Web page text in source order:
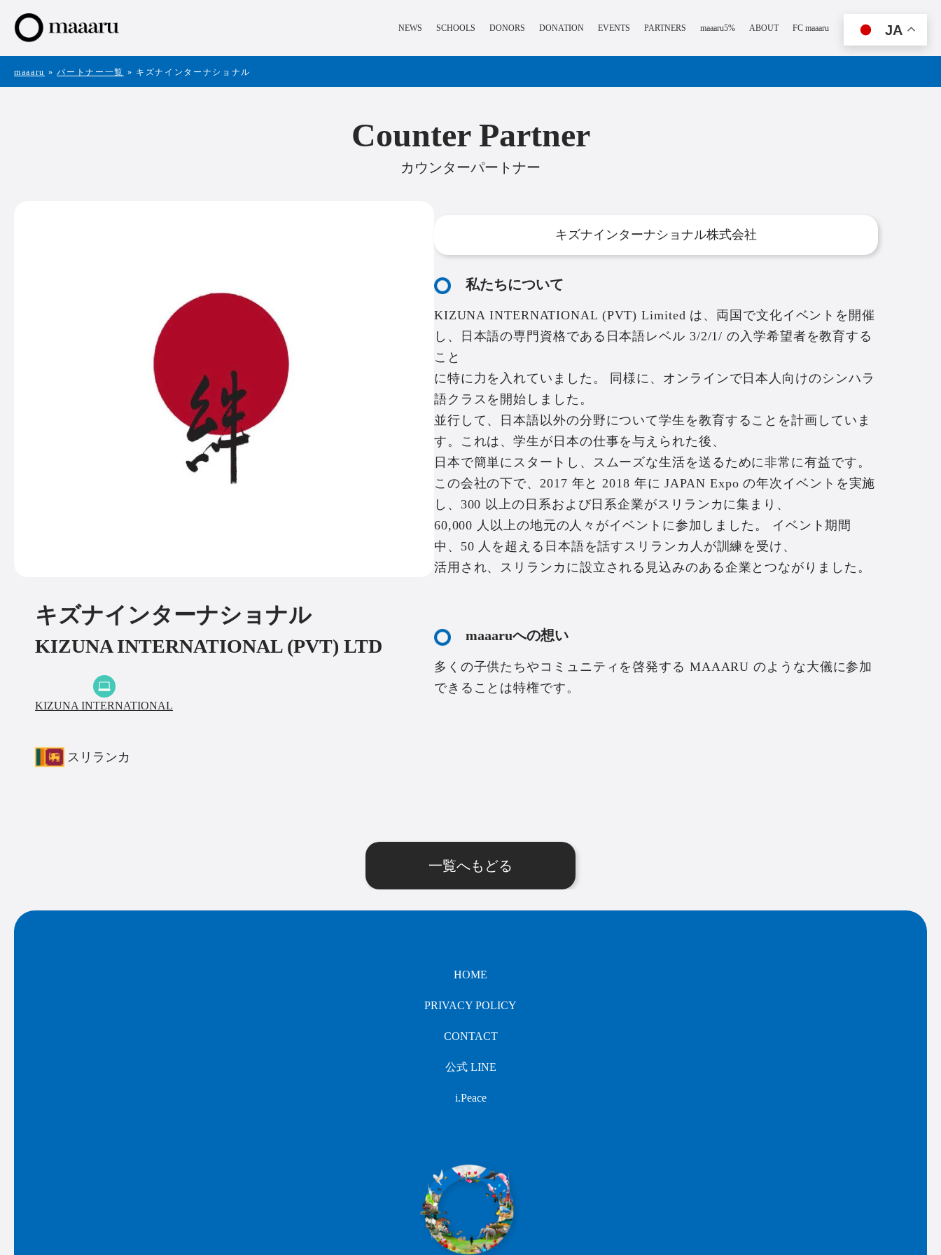
NEWS SCHOOLS DONORS DONATION EVENTS PARTNERS maaaru5% ABOUT FC maaaru
maaaru » パートナー一覧 » キズナインターナショナル
Counter Partner
カウンターパートナー
キズナインターナショナル
KIZUNA INTERNATIONAL (PVT) LTD
KIZUNA INTERNATIONAL
スリランカ
キズナインターナショナル株式会社
私たちについて
KIZUNA INTERNATIONAL (PVT) Limited は、両国で文化イベントを開催
し、日本語の専門資格である日本語レベル 3/2/1/ の入学希望者を教育する
こと
に特に力を入れていました。 同様に、オンラインで日本人向けのシンハラ
語クラスを開始しました。
並行して、日本語以外の分野について学生を教育することを計画していま
す。これは、学生が日本の仕事を与えられた後、
日本で簡単にスタートし、スムーズな生活を送るために非常に有益です。
この会社の下で、2017 年と 2018 年に JAPAN Expo の年次イベントを実施
し、300 以上の日系および日系企業がスリランカに集まり、
60,000 人以上の地元の人々がイベントに参加しました。 イベント期間
中、50 人を超える日本語を話すスリランカ人が訓練を受け、
活用され、スリランカに設立される見込みのある企業とつながりました。
maaaruへの想い
多くの子供たちやコミュニティを啓発する MAAARU のような大儀に参加
できることは特権です。
一覧へもどる
HOME
PRIVACY POLICY
CONTACT
公式 LINE
i.Peace
JA